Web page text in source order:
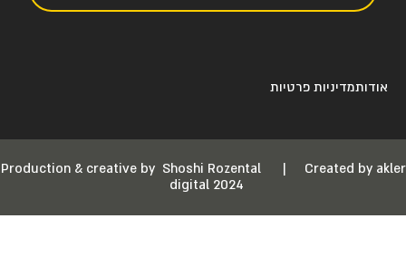
אודותמדיניות פרטיות
Production & creative by Shoshi Rozental | Created by akler
digital 2024